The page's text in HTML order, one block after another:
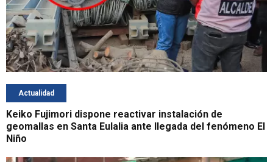
Actualidad
Keiko Fujimori dispone reactivar instalación de
geomallas en Santa Eulalia ante llegada del fenómeno El
Niño